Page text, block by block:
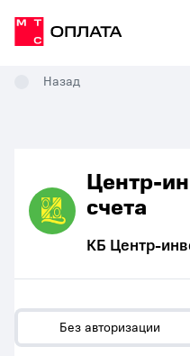
Назад
Центр-
счета
КБ Центр-
Без авторизации